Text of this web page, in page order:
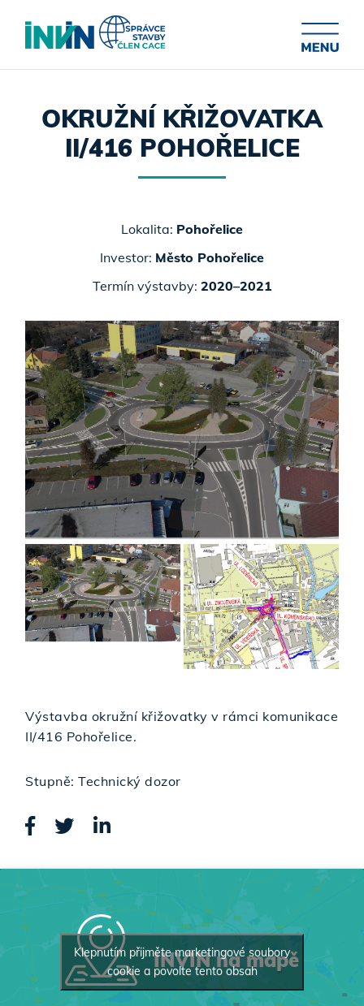
OKRUŽNÍ KŘIŽOVATKA
II/416 POHOŘELICE
Lokalita: Pohořelice
Investor: Město Pohořelice
Termín výstavby: 2020–2021
Výstavba okružní křižovatky v rámci komunikace
II/416 Pohořelice.
Stupně: Technický dozor
INVIN na mapě
Klepnutím přijměte marketingové soubory
cookie a povolte tento obsah